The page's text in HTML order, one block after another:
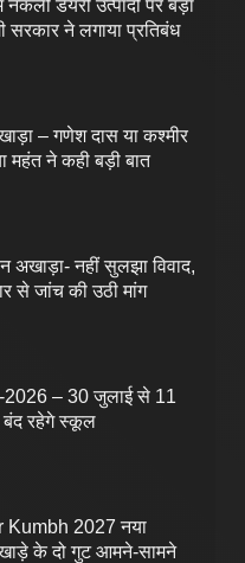
नकली डेयरी उत्पादों पर बड़ा
सरकार ने लगाया प्रतिबंध
– गणेश दास या कश्मीर
महंत ने कही बड़ी बात
अखाड़ा- नहीं सुलझा विवाद,
से जांच की उठी मांग
2026 – 30 जुलाई से 11
रहेगे स्कूल
Kumbh 2027 नया
के दो गुट आमने-सामने